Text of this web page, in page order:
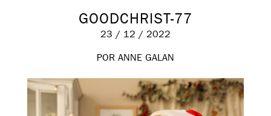
GOODCHRIST-77
23 / 12 / 2022
POR ANNE GALAN